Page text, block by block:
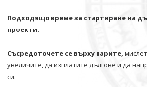
Подходящо време за стартиране на
проекти.
Съсредоточете се върху парите,
увеличите, да изплатите дългове и да
си.